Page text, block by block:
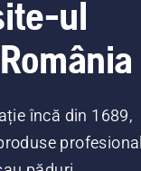
ul
încă din 1689,